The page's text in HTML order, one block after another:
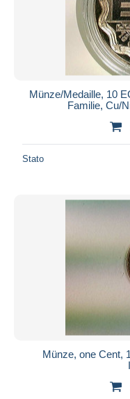
Münze/Medaille, 10
Familie, Cu/
Stato
Münze, one Cent,